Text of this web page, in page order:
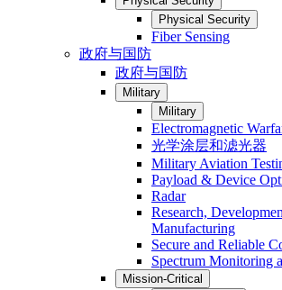
Physical Security
Fiber Sensing
政府与国防
政府与国防
Military
Military
Electromagnetic
光学涂层和滤光器
Military Aviation
Payload & Device
Radar
Research,
Manufacturing
Secure and Reliable
Spectrum Monitoring
Mission-Critical